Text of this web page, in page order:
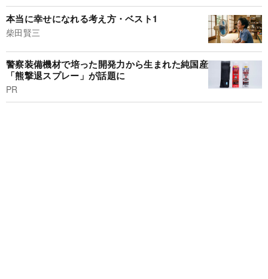
本当に幸せになれる考え方・ベスト1
柴田賢三
警察装備機材で培った開発力から生まれた純国産
「熊撃退スプレー」が話題に
PR